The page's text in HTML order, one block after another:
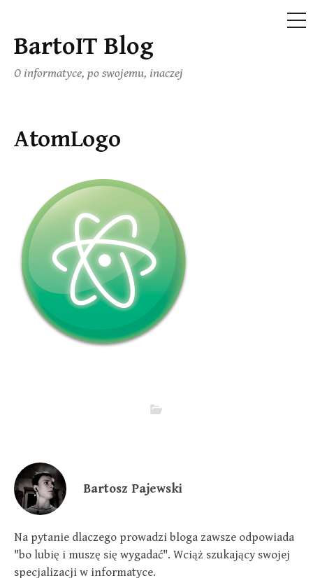
Skip
content
BartoIT Blog
O informatyce, po swojemu, inaczej
AtomLogo
Bartosz Pajewski
Na pytanie dlaczego prowadzi bloga zawsze odpowiada
"bo lubię i muszę się wygadać". Wciąż szukający swojej
specjalizacji w informatyce.